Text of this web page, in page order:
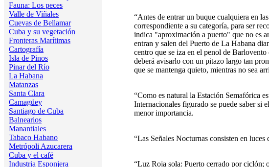
Fauna: Los peces
Valle de Viñales
Cuevas de Bellamar
Cuba y su vegetación
Fronteras Marítimas
Cartografía
Isla de Pinos
Pinar del Río
La Habana
Matanzas
Santa Clara
Camagüey
Santiago de Cuba
Balnearios
Manantiales
Tabaco Habano
Metrópoli Azucarera
Cuba y el café
Industria Esponjera
“Antes de entrar un buque cualquiera en
correspondiente a su categoría, para ser
indica "aproximación a puerto" que no es
entran y salen del Puerto de La Habana
centro que se iza en el penol de
deberá avisarlo con un pitazo largo tan
que se mantenga quieto, mientras no sea
“Como es natural la Estación Semafórica
Internacionales figurado se puede saber si
menor importancia.
“Las Señales Nocturnas consisten en
“Luz Roja sola: Puerto cerrado por ciclón;